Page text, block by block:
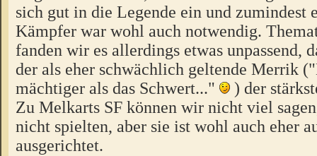
sich gut in die Legende ein und zumindest
Kämpfer war wohl auch notwendig.
fanden wir es allerdings etwas unpassend,
der als eher schwächlich geltende Merrik
mächtiger als das Schwert..."
) der
Zu Melkarts SF können wir nicht viel
nicht spielten, aber sie ist wohl auch eher
ausgerichtet.